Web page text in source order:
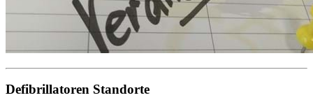
Defibrillatoren Standorte